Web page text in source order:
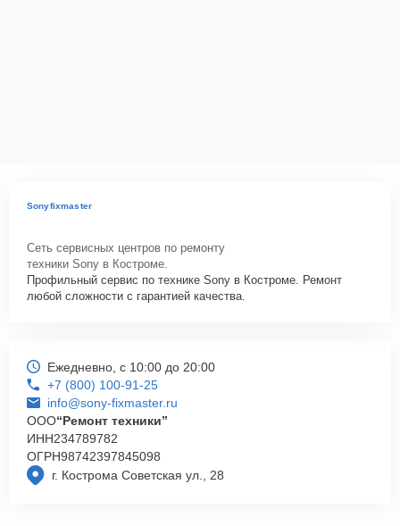
Sonyfixmaster
Сеть сервисных центров по ремонту
техники Sony в Костроме.
Профильный сервис по технике Sony в Костроме. Ремонт
любой сложности с гарантией качества.
г. Кострома Советская ул., 28
Ежедневно, с 10:00 до 20:00
+7 (800) 100-91-25
info@sony-fixmaster.ru
ООО“Ремонт техники”
ИНН234789782
ОГРН98742397845098